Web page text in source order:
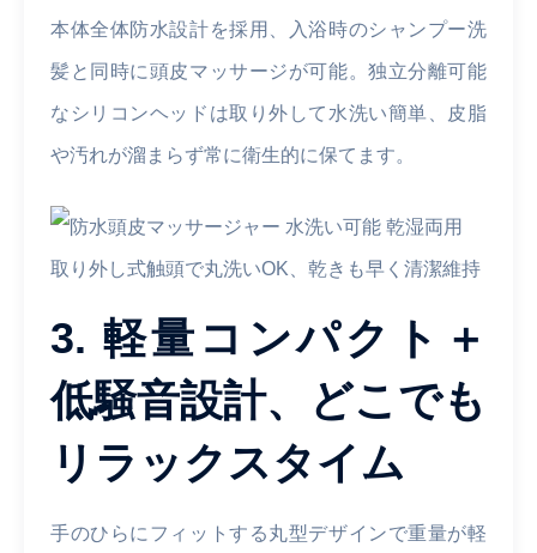
本体全体防水設計を採用、入浴時のシャンプー洗
髪と同時に頭皮マッサージが可能。独立分離可能
なシリコンヘッドは取り外して水洗い簡単、皮脂
や汚れが溜まらず常に衛生的に保てます。
取り外し式触頭で丸洗いOK、乾きも早く清潔維持
3. 軽量コンパクト＋
低騒音設計、どこでも
リラックスタイム
手のひらにフィットする丸型デザインで重量が軽